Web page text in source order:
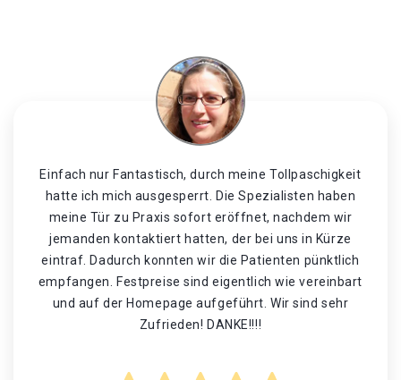
Einfach nur Fantastisch, durch meine Tollpaschigkeit
hatte ich mich ausgesperrt. Die Spezialisten haben
meine Tür zu Praxis sofort eröffnet, nachdem wir
jemanden kontaktiert hatten, der bei uns in Kürze
eintraf. Dadurch konnten wir die Patienten pünktlich
empfangen. Festpreise sind eigentlich wie vereinbart
und auf der Homepage aufgeführt. Wir sind sehr
Zufrieden! DANKE!!!!